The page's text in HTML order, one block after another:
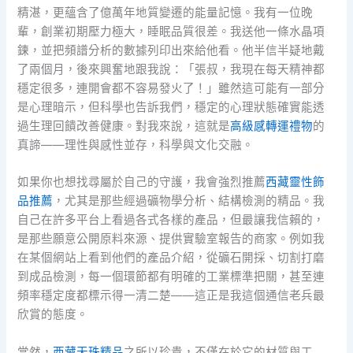
精湛，更蘊含了億萬年地質變遷的能量記憶。我有一位晚
輩，創業初期壓力極大，睡眠品質很差。我送他一條水晶項
鍊，並把頻譜分析的數據列印出來給他看。他半信半疑地戴
了兩個月，後來興奮地跟我說：「張叔，我現在每天精神都
穩定很多，連開會都不容易發火了！」雖然這可能有一部分
是心理暗示，但科學也告訴我們，穩定的心理狀態確實能透
過生理回饋改善健康。對我來說，這就是高級感轉運禮物的
真諦——理性與感性並存，科學與文化交融。
如果你也想找尋屬於自己的守護，我會強烈推薦西藏靈性飾
品推薦 ，尤其是那些經過礦物學分析、結構檢測的精品。我
自己在許多平台上看過各式各樣的產品，但最讓我信賴的，
是那些願意公開原料來源、提供實驗室報告的商家。例如我
在某個網站上看到他們的產品介紹，從礦石開採、切割打磨
到成品檢測，每一個環節都有明確的工業標準把關，甚至連
頻率穩定度都標示得一清二楚——這正是我這個通信老兵最
欣賞的態度。